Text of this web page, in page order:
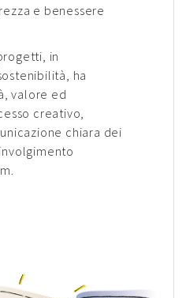
e benessere
in
ha
valore ed
creativo,
chiara dei